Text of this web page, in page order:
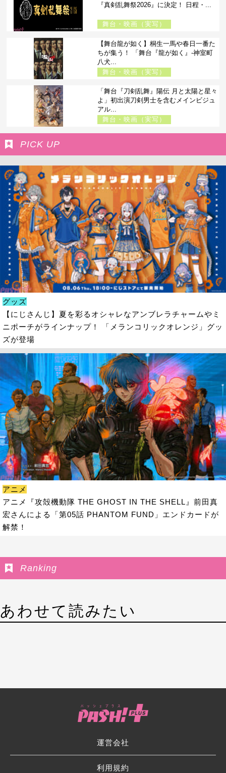
『真剣乱舞祭2026』に決定！ 日程・...
舞台・映画（実写）
【舞台龍が如く】桐生一馬や春日一番た
ちが集う！ 「舞台『龍が如く』-神室町
八犬...
舞台・映画（実写）
「舞台『刀剣乱舞』陽伝 月と太陽と星々
よ」初出演刀剣男士を含むメインビジュ
アル...
舞台・映画（実写）
PICK UP
グッズ
【にじさんじ】夏を彩るオシャレなアンブレラチャームやミ
ニポーチがラインナップ！ 「メランコリックオレンジ」グッ
ズが登場
アニメ
アニメ『攻殻機動隊 THE GHOST IN THE SHELL』前田真
宏さんによる「第05話 PHANTOM FUND」エンドカードが
解禁！
Ranking
あわせて読みたい
運営会社
利用規約